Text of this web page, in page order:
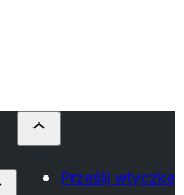
Prześlij wtyczkę